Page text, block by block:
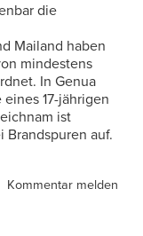
die
Mailand haben
mindestens
In Genua
17-jährigen
ist
auf.
Kommentar melden